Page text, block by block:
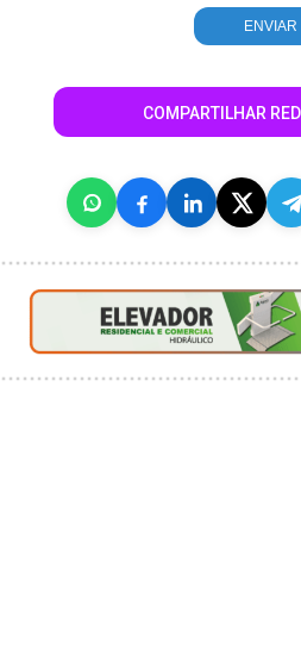
COMPARTILHAR